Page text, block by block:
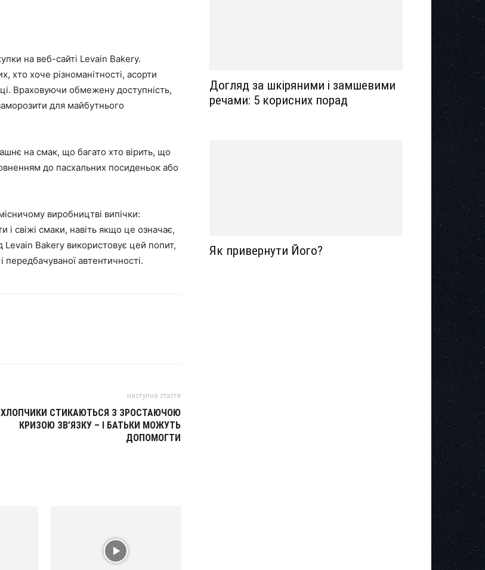
на веб-сайті Levain Bakery.
хто хоче різноманітності, асорти
Враховуючи обмежену доступність,
для майбутнього
на смак, що багато хто вірить, що
до пасхальних посиденьок або
виробництві випічки:
і свіжі смаки, навіть якщо це означає,
Bakery використовує цей попит,
передбачуваної автентичності.
наступна стаття
ХЛОПЧИКИ СТИКАЮТЬСЯ З ЗРОСТАЮЧОЮ
КРИЗОЮ ЗВ’ЯЗКУ – І БАТЬКИ МОЖУТЬ
ДОПОМОГТИ
Догляд за шкіряними і замшевими
речами: 5 корисних порад
Як привернути Його?